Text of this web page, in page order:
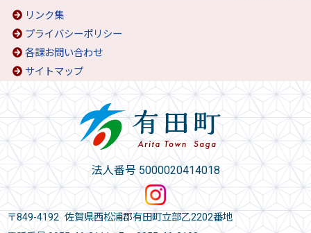
リンク集
プライバシーポリシー
各課お問い合わせ
サイトマップ
法人番号 5000020414018
〒849-4192 佐賀県西松浦郡有田町立部乙2202番地